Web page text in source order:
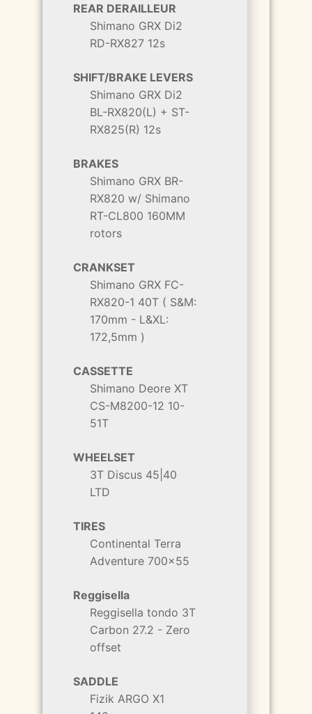
REAR DERAILLEUR
Shimano GRX Di2
RD-RX827 12s
SHIFT/BRAKE LEVERS
Shimano GRX Di2
BL-RX820(L) + ST-
RX825(R) 12s
BRAKES
Shimano GRX BR-
RX820 w/ Shimano
RT-CL800 160MM
rotors
CRANKSET
Shimano GRX FC-
RX820-1 40T ( S&M:
170mm - L&XL:
172,5mm )
CASSETTE
Shimano Deore XT
CS-M8200-12 10-
51T
WHEELSET
3T Discus 45|40
LTD
TIRES
Continental Terra
Adventure 700x55
Reggisella
Reggisella tondo 3T
Carbon 27.2 - Zero
offset
SADDLE
Fizik ARGO X1